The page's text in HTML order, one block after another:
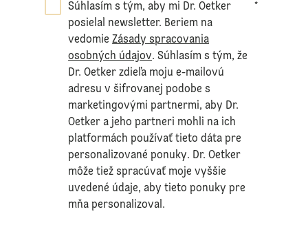
Súhlasím s tým, aby mi Dr. Oetker
posielal newsletter. Beriem na
vedomieZásady spracovania
osobných údajov. Súhlasím s tým, že
Dr. Oetker zdieľa moju e-mailovú
adresu v šifrovanej podobe s
marketingovými partnermi, aby Dr.
Oetker a jeho partneri mohli na ich
platformách používať tieto dáta pre
personalizované ponuky. Dr. Oetker
môže tiež spracúvať moje vyššie
uvedené údaje, aby tieto ponuky pre
mňa personalizoval.
*